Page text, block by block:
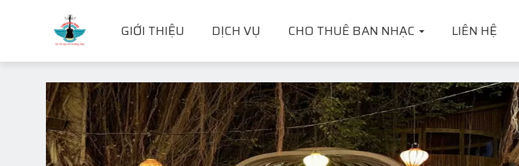
GIỚI THIỆU DỊCH VỤ CHO THUÊ BAN NHẠC LIÊN HỆ